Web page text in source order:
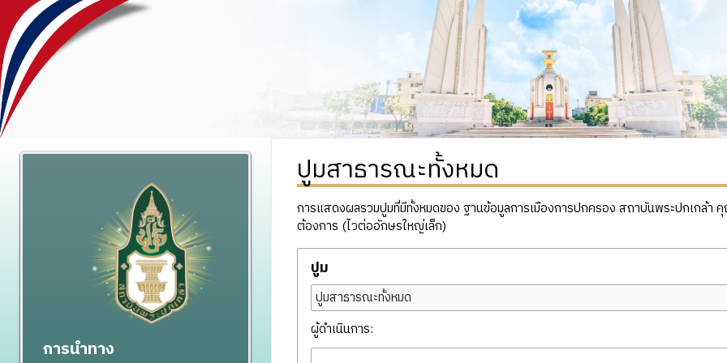
ปูมสาธารณะทั้งหมด
การแสดงผลรวมปูมที่มีทั้งหมดของ ฐานข้อมูลการเมืองการปกครอง สถาบันพระปกเกล้า
ต้องการ (ไวต่ออักษรใหญ่เล็ก)
ปูม
ปูมสาธารณะทั้งหมด
ผู้ดำเนินการ:
การนำทาง